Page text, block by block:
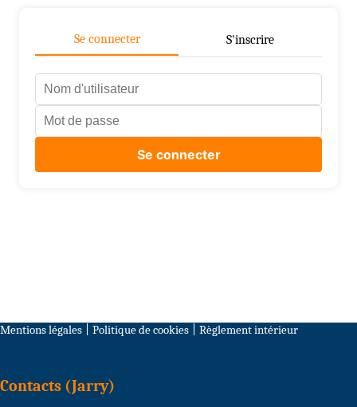
Se connecter S'inscrire
Mentions légales Politique de cookies Règlement intérieur
Contacts (Jarry)